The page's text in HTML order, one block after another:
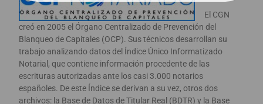
El CGN
creó en 2005 el Órgano Centralizado de Prevención del
Blanqueo de Capitales (OCP). Sus técnicos desarrollan su
trabajo analizando datos del Índice Único Informatizado
Notarial, que contiene información procedente de las
escrituras autorizadas ante los casi 3.000 notarios
españoles. De este Índice se derivan a su vez, otros dos
archivos: la Base de Datos de Titular Real (BDTR) y la Base